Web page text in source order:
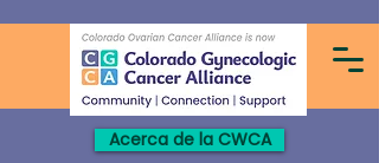
Acerca de la CWCA